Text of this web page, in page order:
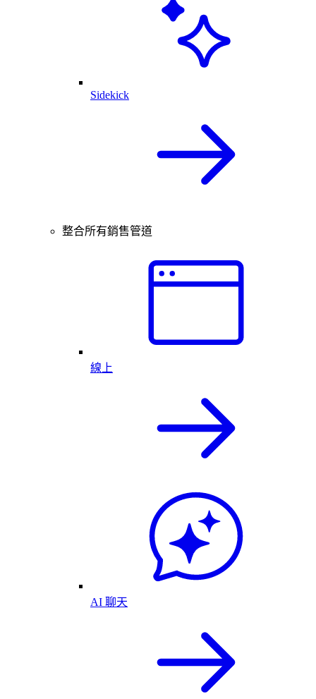
Sidekick
整合所有銷售管道
線上
AI 聊天